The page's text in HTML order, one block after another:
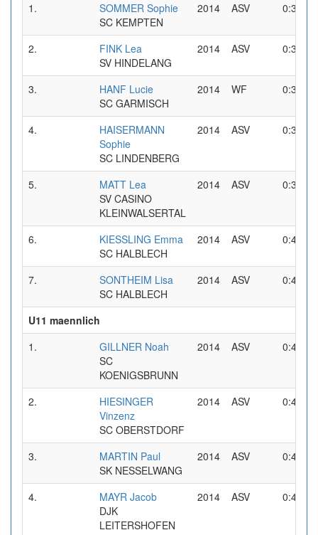
1.
SOMMER Sophie
SC KEMPTEN
2014 ASV 0:39,09
2.
FINK Lea
SV HINDELANG
2014 ASV 0:39,31
3.
HANF Lucie
SC GARMISCH
2014 WF 0:39,52
4.
HAISERMANN
Sophie
SC LINDENBERG
2014 ASV 0:39,60
5.
MATT Lea
SV CASINO
KLEINWALSERTAL
2014 ASV 0:39,85
6.
KIESSLING Emma
SC HALBLECH
2014 ASV 0:41,36
7.
SONTHEIM Lisa
SC HALBLECH
2014 ASV 0:43,33
U11 maennlich
1.
GILLNER Noah
SC
KOENIGSBRUNN
2014 ASV 0:44,58
2.
HIESINGER
Vinzenz
SC OBERSTDORF
2014 ASV 0:45,06
3.
MARTIN Paul
SK NESSELWANG
2014 ASV 0:45,41
4.
MAYR Jacob
DJK
LEITERSHOFEN
2014 ASV 0:46,92